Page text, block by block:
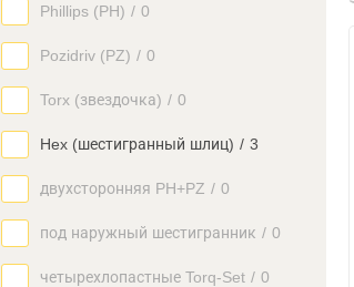
Phillips (PH) / 0
Pozidriv (PZ) / 0
Torx (звездочка) / 0
Hex (шестигранный шлиц) / 3
двухсторонняя PH+PZ / 0
под наружный шестигранник / 0
четырехлопастные Torq-Set / 0